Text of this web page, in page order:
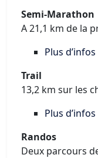
Semi-Marathon
A 21,1 km de la
Plus d’infos
Trail
13,2 km sur les
Plus d’infos
Randos
Deux parcours